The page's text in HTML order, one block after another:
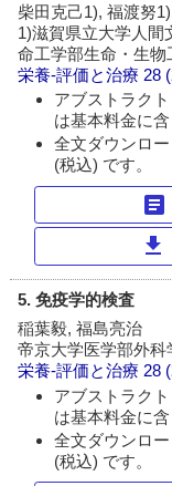
柴田克己1), 福渡努
1)滋賀県立大学人間
命工学部生命・生物
栄養-評価と治療 28
アブストラク
は基本料金に含
全文ダウンロ
(税込) です。
article
download
5. 免疫学的検査
稲葉毅, 福島亮治
帝京大学医学部外科
栄養-評価と治療 28
アブストラク
は基本料金に含
全文ダウンロ
(税込) です。